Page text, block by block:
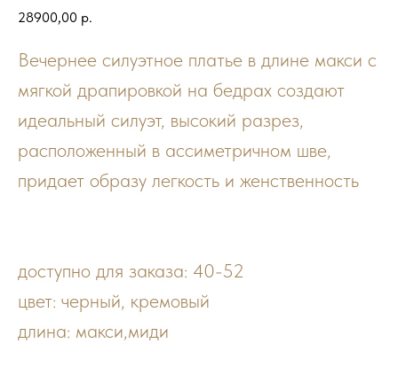
28900,00 р.
Вечернее силуэтное платье в длине макси с
мягкой драпировкой на бедрах создают
идеальный силуэт, высокий разрез,
расположенный в ассиметричном шве,
придает образу легкость и женственность
доступно для заказа: 40-52
цвет: черный, кремовый
длина: макси,миди